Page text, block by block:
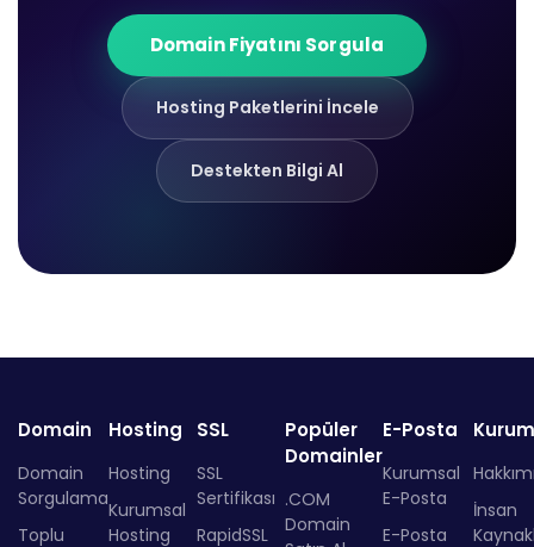
Domain Fiyatını Sorgula
Hosting Paketlerini İncele
Destekten Bilgi Al
Domain
Domain
Sorgulama
Toplu
Hosting
Hosting
Kurumsal
Hosting
SSL
SSL
Sertifikası
RapidSSL
Popüler
Domainler
.COM
Domain
E-Posta
Kurumsal
E-Posta
E-Posta
İnsan